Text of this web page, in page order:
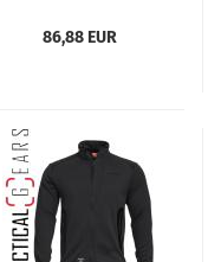
86,88 EUR